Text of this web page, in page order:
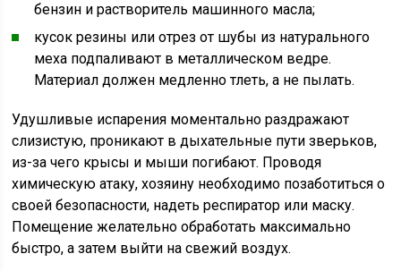
бензин и растворитель машинного масла;
кусок резины или отрез от шубы из натурального
меха подпаливают в металлическом ведре.
Материал должен медленно тлеть, а не пылать.
Удушливые испарения моментально раздражают
слизистую, проникают в дыхательные пути зверьков,
из-за чего крысы и мыши погибают. Проводя
химическую атаку, хозяину необходимо позаботиться о
своей безопасности, надеть респиратор или маску.
Помещение желательно обработать максимально
быстро, а затем выйти на свежий воздух.